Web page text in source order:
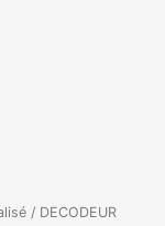
/ DECODEUR